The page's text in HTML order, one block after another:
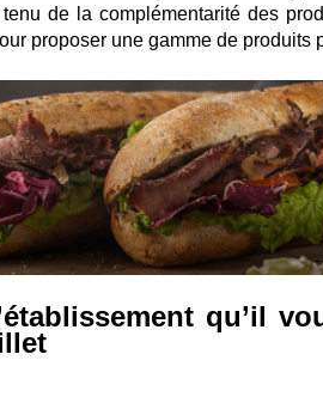
de la complémentarité des
proposer une gamme de produits
qu’il